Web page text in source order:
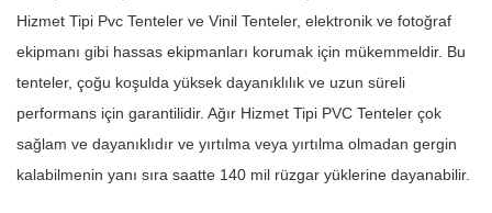
Hizmet Tipi Pvc Tenteler ve Vinil Tenteler, elektronik ve fotoğraf
ekipmanı gibi hassas ekipmanları korumak için mükemmeldir. Bu
tenteler, çoğu koşulda yüksek dayanıklılık ve uzun süreli
performans için garantilidir. Ağır Hizmet Tipi PVC Tenteler çok
sağlam ve dayanıklıdır ve yırtılma veya yırtılma olmadan gergin
kalabilmenin yanı sıra saatte 140 mil rüzgar yüklerine dayanabilir.